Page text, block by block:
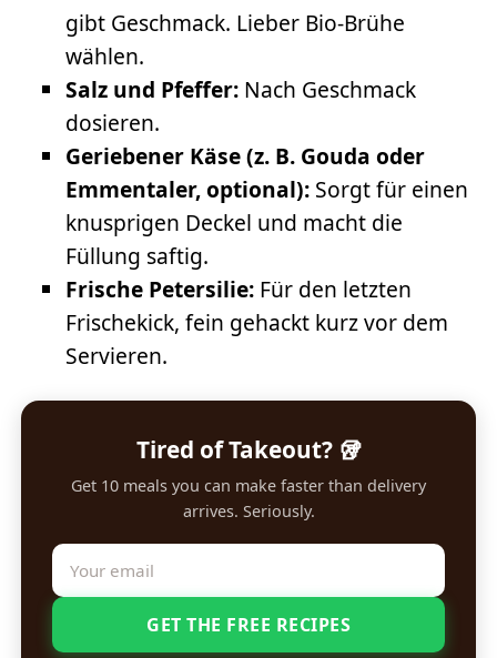
gibt Geschmack. Lieber Bio-Brühe
wählen.
Salz und Pfeffer: Nach Geschmack
dosieren.
Geriebener Käse (z. B. Gouda oder
Emmentaler, optional): Sorgt für einen
knusprigen Deckel und macht die
Füllung saftig.
Frische Petersilie: Für den letzten
Frischekick, fein gehackt kurz vor dem
Servieren.
Tired of Takeout? 🥡
Get 10 meals you can make faster than delivery
arrives. Seriously.
GET THE FREE RECIPES